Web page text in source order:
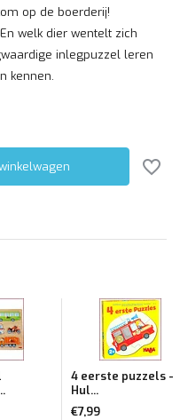
op de boerderij!
welk dier wentelt zich
inlegpuzzel leren
kennen.
4 eerste puzzels -
Hul...
€7,99